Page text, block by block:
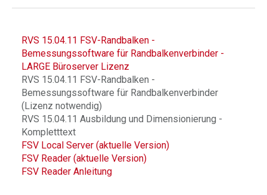
RVS 15.04.11 FSV-Randbalken -
Bemessungssoftware für Randbalkenverbinder -
LARGE Büroserver Lizenz
RVS 15.04.11 FSV-Randbalken -
Bemessungssoftware für Randbalkenverbinder
(Lizenz notwendig)
RVS 15.04.11 Ausbildung und Dimensionierung -
Kompletttext
FSV Local Server (aktuelle Version)
FSV Reader (aktuelle Version)
FSV Reader Anleitung